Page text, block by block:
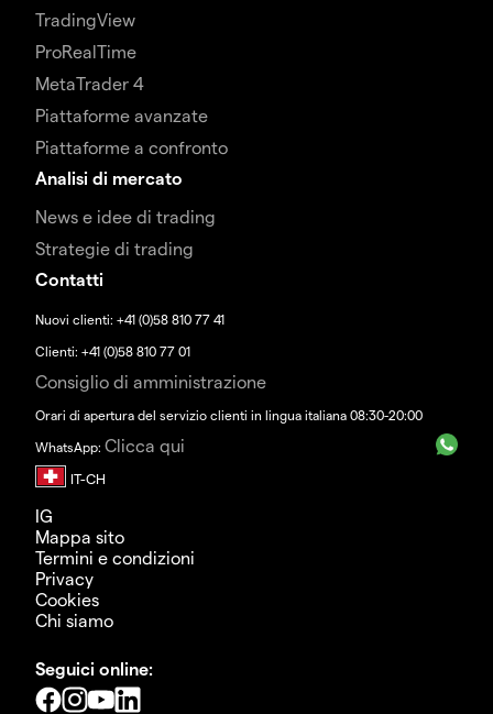
TradingView
ProRealTime
MetaTrader 4
Piattaforme avanzate
Piattaforme a confronto
Analisi di mercato
News e idee di trading
Strategie di trading
Contatti
Nuovi clienti: +41 (0)58 810 77 41
Clienti: +41 (0)58 810 77 01
Consiglio di amministrazione
Orari di apertura del servizio clienti in lingua italiana 08:30-20:00
WhatsApp: Clicca qui
IG
Mappa sito
Termini e condizioni
Privacy
Cookies
Chi siamo
Seguici online: